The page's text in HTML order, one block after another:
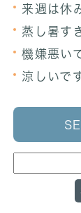
来週は休
蒸し暑す
機嫌悪い
涼しいで